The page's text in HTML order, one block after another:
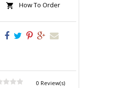
How To Order
0 Review(s)